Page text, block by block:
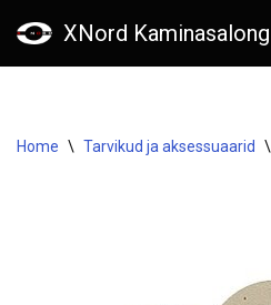
XNord Kaminasalong
Home \ Tarvikud ja aksessuaarid \